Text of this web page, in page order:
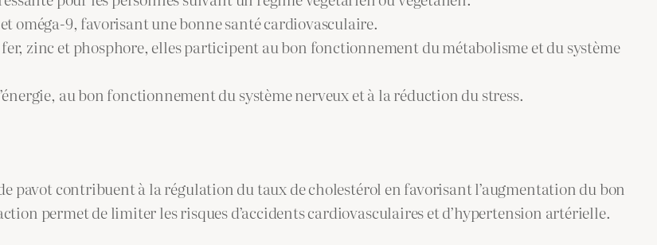
oméga-9, favorisant une bonne santé cardiovasculaire.
zinc et phosphore, elles participent au bon fonctionnement du métabolisme et du système
au bon fonctionnement du système nerveux et à la réduction du stress.
pavot contribuent à la régulation du taux de cholestérol en favorisant l’augmentation du bon
permet de limiter les risques d’accidents cardiovasculaires et d’hypertension artérielle.